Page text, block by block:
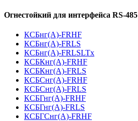
Огнестойкий для интерфейса RS-485
КСБнг(А)-FRHF
КСБнг(А)-FRLS
КСБнг(А)-FRLSLTx
КСБКнг(А)-FRHF
КСБКнг(А)-FRLS
КСБСнг(А)-FRHF
КСБСнг(А)-FRLS
КСБГнг(А)-FRHF
КСБГнг(А)-FRLS
КСБГСнг(А)-FRHF